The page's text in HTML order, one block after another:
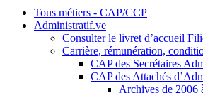
Tous métiers - CAP/CCP
Administratif.ve
Consulter le livret d’accueil
Carrière, rémunération,
CAP des Secrétaires
CAP des Attachés
Archives de 2006